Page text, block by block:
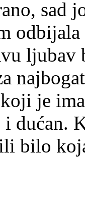
sad
ljubav
je
dućan.
bilo